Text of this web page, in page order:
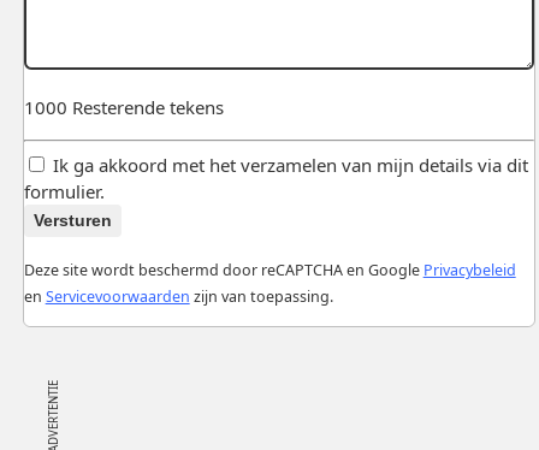
1000 Resterende tekens
Ik ga akkoord met het verzamelen van mijn details via dit
formulier.
Versturen
Deze site wordt beschermd door reCAPTCHA en Google Privacybeleid
en Servicevoorwaarden zijn van toepassing.